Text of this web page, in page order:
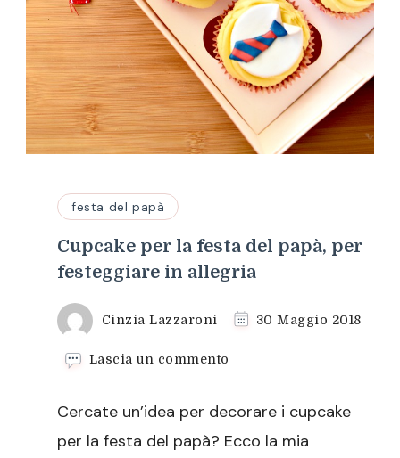
festa del papà
Cupcake per la festa del papà, per
festeggiare in allegria
Cinzia Lazzaroni 30 Maggio 2018
Lascia un commento
la
festa
Cercate un’idea per decorare i cupcake
per la festa del papà? Ecco la mia